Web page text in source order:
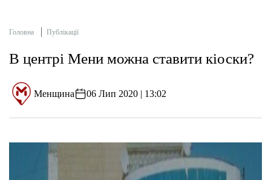
Головна Публікації
В центрі Мени можна ставити кіоски?
Менщина 06 Лип 2020 | 13:02